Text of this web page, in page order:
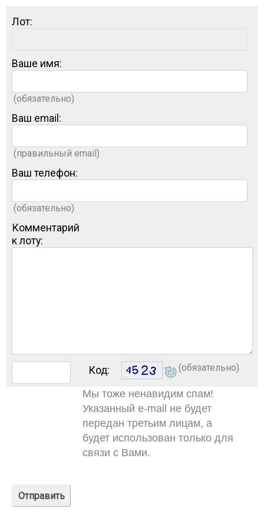
Лот:
Ваше имя:
(обязательно)
Ваш email:
(правильный email)
Ваш телефон:
(обязательно)
Комментарий
к лоту:
Код: (обязательно)
Мы тоже ненавидим спам!
Указанный e-mail не будет
передан третьим лицам, а
будет использован только для
связи с Вами.